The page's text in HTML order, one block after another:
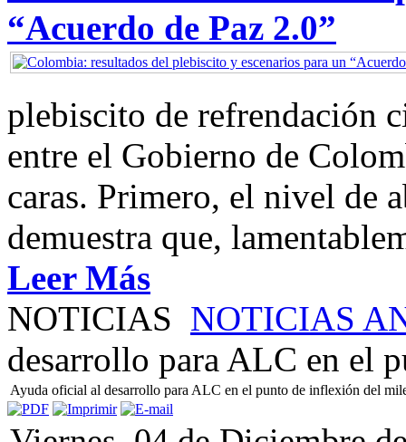
“Acuerdo de Paz 2.0”
plebiscito de refrendación
entre el Gobierno de
caras. Primero, el nivel de
demuestra que,
Leer Más
NOTICIAS NOTICIAS
desarrollo para ALC en el
Ayuda oficial al desarrollo para ALC en el punto de inflexión del